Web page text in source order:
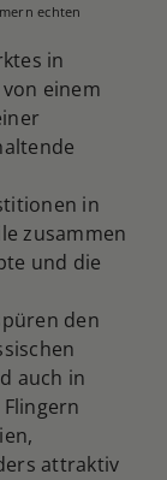
echten
in
einem
in
zusammen
und die
den
auch in
attraktiv